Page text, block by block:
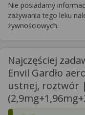
Nie posiadamy
zażywania tego leku
żywnościowych.
Najczęściej
Envil Gardło
ustnej, roztwór |